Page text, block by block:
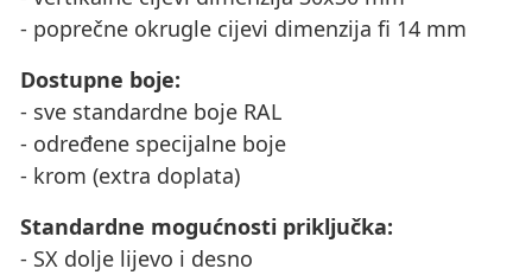
- poprečne okrugle cijevi dimenzija fi 14 mm
Dostupne boje:
- sve standardne boje RAL
- određene specijalne boje
- krom (extra doplata)
Standardne mogućnosti priključka:
- SX dolje lijevo i desno